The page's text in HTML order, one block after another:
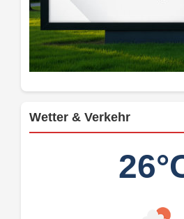
Wetter & Verkehr